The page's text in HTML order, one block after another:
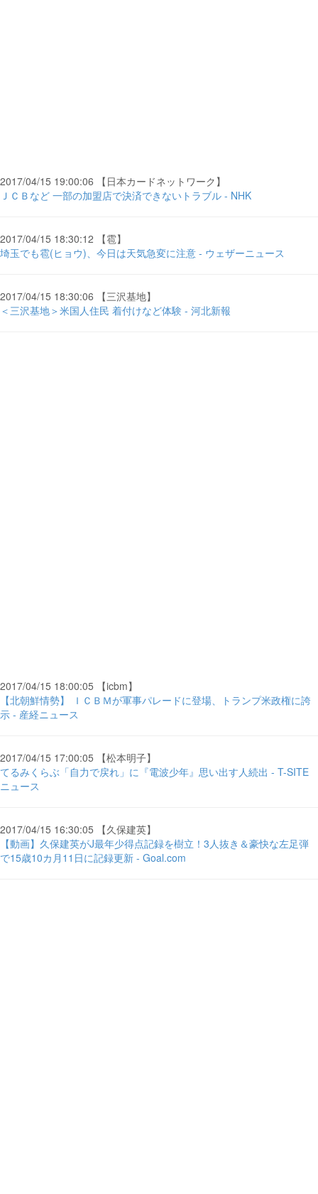
2017/04/15 19:00:06 【日本カードネットワーク】
ＪＣＢなど 一部の加盟店で決済できないトラブル - NHK
2017/04/15 18:30:12 【雹】
埼玉でも雹(ヒョウ)、今日は天気急変に注意 - ウェザーニュース
2017/04/15 18:30:06 【三沢基地】
＜三沢基地＞米国人住民 着付けなど体験 - 河北新報
2017/04/15 18:00:05 【icbm】
【北朝鮮情勢】 ＩＣＢＭが軍事パレードに登場、トランプ米政権に誇
示 - 産経ニュース
2017/04/15 17:00:05 【松本明子】
てるみくらぶ「自力で戻れ」に『電波少年』思い出す人続出 - T-SITE
ニュース
2017/04/15 16:30:05 【久保建英】
【動画】久保建英がJ最年少得点記録を樹立！3人抜き＆豪快な左足弾
で15歳10カ月11日に記録更新 - Goal.com